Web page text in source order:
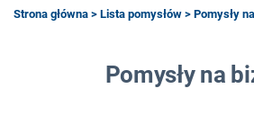
ZALOGUJ
Strona główna > Lista pomysłów > Pomysły
Pomysły na